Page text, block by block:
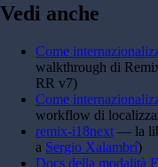
Vedi anche
Come
walkthrough di
RR v7)
Come
workflow di
remix-i18next — la
a Sergio Xalambrí)
Docs della modalità